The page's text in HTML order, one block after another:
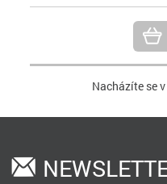
Nacházíte se